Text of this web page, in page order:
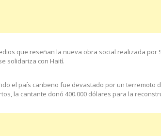
que reseñan la nueva obra social realizada por
solidariza con Haití.
el país caribeño fue devastado por un terremoto
la cantante donó 400.000 dólares para la